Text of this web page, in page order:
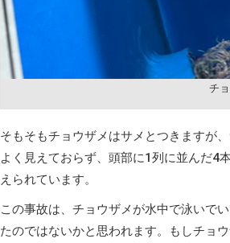
チ
そもそもチョウザメはサメとつきますが
よく見えておらず、頭部に1列に並んだ4
えられています。
この事故は、チョウザメが水中で泳いで
たのではないかと思われます。もしチョ